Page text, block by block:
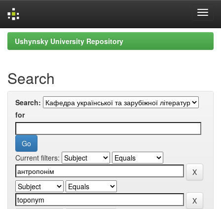
Skip
navigation
Ushynsky University Repository
Search
Search:
for
Current filters: